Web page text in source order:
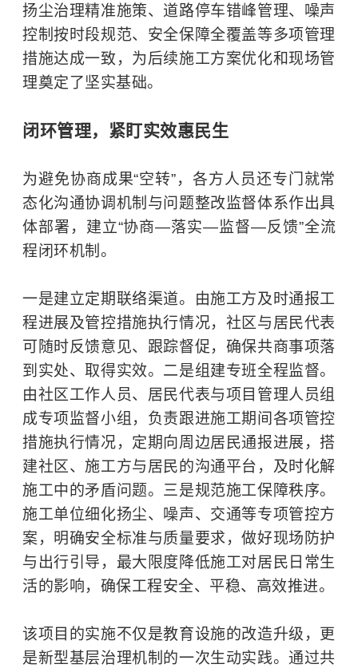
扬尘治理精准施策、道路停车错峰管理、噪声
控制按时段规范、安全保障全覆盖等多项管理
措施达成一致，为后续施工方案优化和现场管
理奠定了坚实基础。
闭环管理，紧盯实效惠民生
为避免协商成果“空转”，各方人员还专门就常
态化沟通协调机制与问题整改监督体系作出具
体部署，建立“协商—落实—监督—反馈”全流
程闭环机制。
一是建立定期联络渠道。由施工方及时通报工
程进展及管控措施执行情况，社区与居民代表
可随时反馈意见、跟踪督促，确保共商事项落
到实处、取得实效。二是组建专班全程监督。
由社区工作人员、居民代表与项目管理人员组
成专项监督小组，负责跟进施工期间各项管控
措施执行情况，定期向周边居民通报进展，搭
建社区、施工方与居民的沟通平台，及时化解
施工中的矛盾问题。三是规范施工保障秩序。
施工单位细化扬尘、噪声、交通等专项管控方
案，明确安全标准与质量要求，做好现场防护
与出行引导，最大限度降低施工对居民日常生
活的影响，确保工程安全、平稳、高效推进。
该项目的实施不仅是教育设施的改造升级，更
是新型基层治理机制的一次生动实践。通过共